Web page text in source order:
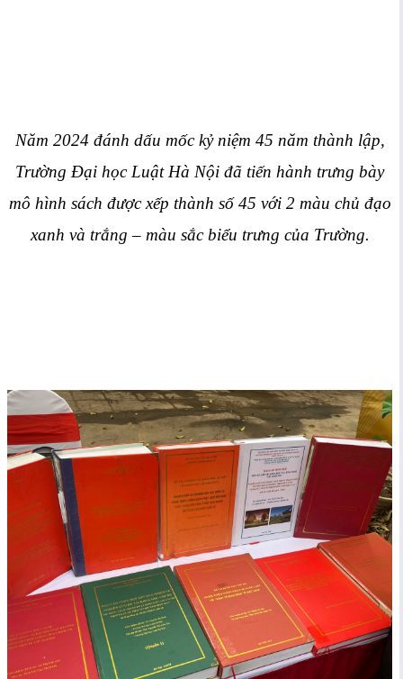
Năm 2024 đánh dấu mốc kỷ niệm 45 năm thành lập,
Trường Đại học Luật Hà Nội đã tiến hành trưng bày
mô hình sách được xếp thành số 45 với 2 màu chủ đạo
xanh và trắng – màu sắc biểu trưng của Trường.